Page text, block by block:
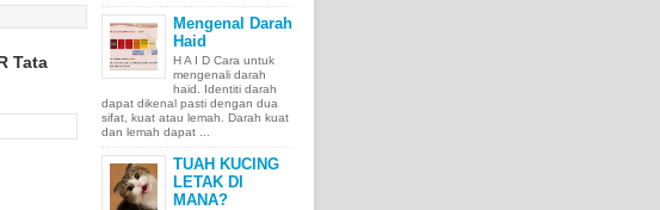
Tata
Mengenal Darah
Haid
H A I D Cara untuk
mengenali darah
haid. Identiti darah
dapat dikenal pasti dengan dua
sifat, kuat atau lemah. Darah kuat
dan lemah dapat ...
TUAH KUCING
LETAK DI
MANA?